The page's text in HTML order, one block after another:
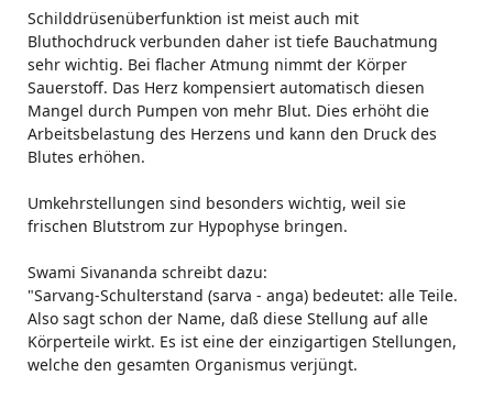
Schilddrüsenüberfunktion ist meist auch mit
Bluthochdruck verbunden daher ist tiefe Bauchatmung
sehr wichtig. Bei flacher Atmung nimmt der Körper
Sauerstoff. Das Herz kompensiert automatisch diesen
Mangel durch Pumpen von mehr Blut. Dies erhöht die
Arbeitsbelastung des Herzens und kann den Druck des
Blutes erhöhen.
Umkehrstellungen sind besonders wichtig, weil sie
frischen Blutstrom zur Hypophyse bringen.
Swami Sivananda schreibt dazu:
"Sarvang-Schulterstand (sarva - anga) bedeutet: alle Teile.
Also sagt schon der Name, daß diese Stellung auf alle
Körperteile wirkt. Es ist eine der einzigartigen Stellungen,
welche den gesamten Organismus verjüngt.